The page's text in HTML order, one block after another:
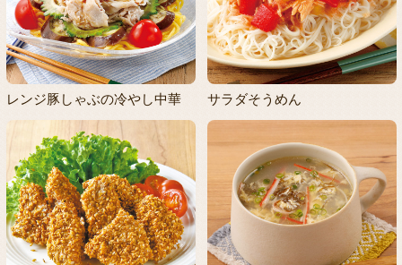
レンジ豚しゃぶの冷やし中華 サラダそうめん